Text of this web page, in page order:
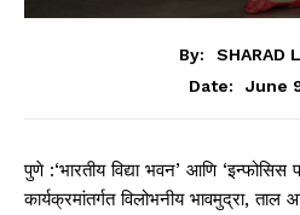
By:
SHARAD
Date:
June
पुणे :‘भारतीय विद्या भवन’ आणि
कार्यक्रमांतर्गत विलोभनीय भावमुद्रा, ताल